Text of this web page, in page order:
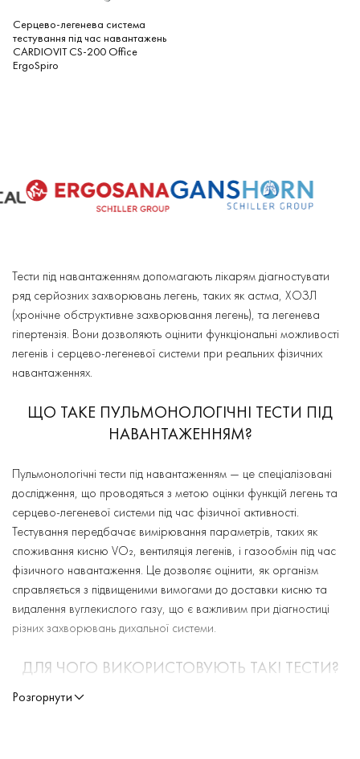
Серцево-легенева система
тестування під час навантажень
CARDIOVIT CS-200 Office
ErgoSpiro
Тести під навантаженням допомагають лікарям діагностувати
ряд серйозних захворювань легень, таких як астма, ХОЗЛ
(хронічне обструктивне захворювання легень), та легенева
гіпертензія. Вони дозволяють оцінити функціональні можливості
легенів і серцево-легеневої системи при реальних фізичних
навантаженнях.
ЩО ТАКЕ ПУЛЬМОНОЛОГІЧНІ ТЕСТИ ПІД
НАВАНТАЖЕННЯМ?
Пульмонологічні тести під навантаженням — це спеціалізовані
дослідження, що проводяться з метою оцінки функцій легень та
серцево-легеневої системи під час фізичної активності.
Тестування передбачає вимірювання параметрів, таких як
споживання кисню VO₂, вентиляція легенів, і газообмін під час
фізичного навантаження. Це дозволяє оцінити, як організм
справляється з підвищеними вимогами до доставки кисню та
видалення вуглекислого газу, що є важливим при діагностиці
різних захворювань дихальної системи.
ДЛЯ ЧОГО ВИКОРИСТОВУЮТЬ ТАКІ ТЕСТИ?
Пульмонологічні тести під навантаженням використовуються для
Розгорнути